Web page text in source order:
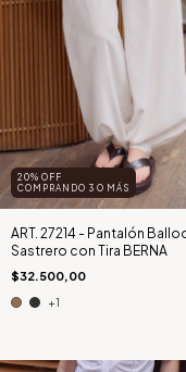
20% OFF
COMPRANDO 3 O MÁS
ART. 27214 - Pantalón
Sastrero con Tira BERNA
$32.500,00
+1